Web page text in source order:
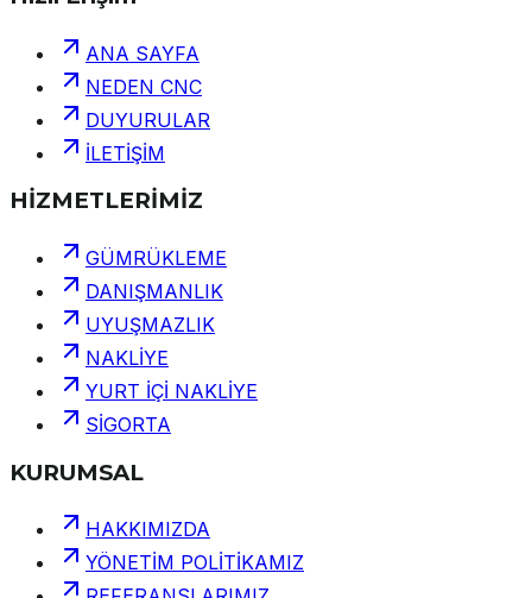
ANA SAYFA
NEDEN CNC
DUYURULAR
İLETİŞİM
HİZMETLERİMİZ
GÜMRÜKLEME
DANIŞMANLIK
UYUŞMAZLIK
NAKLİYE
YURT İÇİ NAKLİYE
SİGORTA
KURUMSAL
HAKKIMIZDA
YÖNETİM POLİTİKAMIZ